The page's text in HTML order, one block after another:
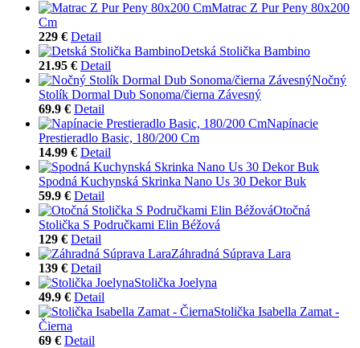
Matrac Z Pur Peny 80x200
Cm
229 € Detail
Detská Stolička Bambino
21.95 € Detail
Nočný
Stolík Dormal Dub Sonoma/čierna Závesný
69.9 € Detail
Napínacie
Prestieradlo Basic, 180/200 Cm
14.99 € Detail
Spodná Kuchynská Skrinka Nano Us 30 Dekor Buk
59.9 € Detail
Otočná
Stolička S Područkami Elin Béžová
129 € Detail
Záhradná Súprava Lara
139 € Detail
Stolička Joelyna
49.9 € Detail
Stolička Isabella Zamat -
Čierna
69 € Detail